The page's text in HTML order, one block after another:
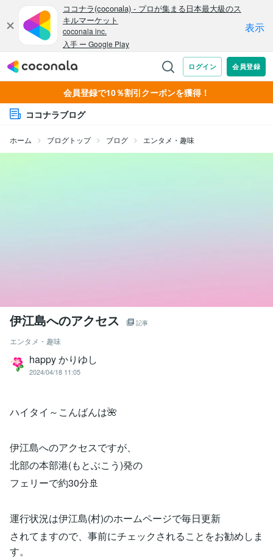
会員登録で10％割引クーポンを獲得！
ココナラブログ
ホーム ブログトップ ブログ エンタメ・趣味
伊江島へのアクセス 記事
エンタメ・趣味
happy かりゆし
2024/04/18 11:05
ハイタイ～こんばんは🌺
伊江島へのアクセスですが、
北部の本部港(もとぶこう)発の
フェリーで約30分🚢
運行状況は伊江島(村)のホームページで毎日更新
されてますので、事前にチェックされることをお勧めしま
す。